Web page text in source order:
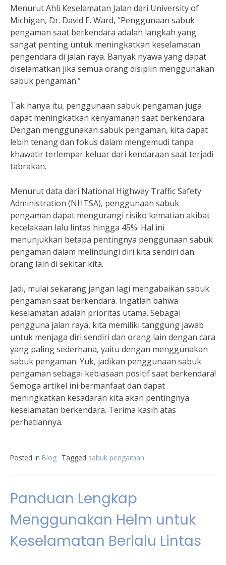
Menurut Ahli Keselamatan Jalan dari University of
Michigan, Dr. David E. Ward, “Penggunaan sabuk
pengaman saat berkendara adalah langkah yang
sangat penting untuk meningkatkan keselamatan
pengendara di jalan raya. Banyak nyawa yang dapat
diselamatkan jika semua orang disiplin menggunakan
sabuk pengaman.”
Tak hanya itu, penggunaan sabuk pengaman juga
dapat meningkatkan kenyamanan saat berkendara.
Dengan menggunakan sabuk pengaman, kita dapat
lebih tenang dan fokus dalam mengemudi tanpa
khawatir terlempar keluar dari kendaraan saat terjadi
tabrakan.
Menurut data dari National Highway Traffic Safety
Administration (NHTSA), penggunaan sabuk
pengaman dapat mengurangi risiko kematian akibat
kecelakaan lalu lintas hingga 45%. Hal ini
menunjukkan betapa pentingnya penggunaan sabuk
pengaman dalam melindungi diri kita sendiri dan
orang lain di sekitar kita.
Jadi, mulai sekarang jangan lagi mengabaikan sabuk
pengaman saat berkendara. Ingatlah bahwa
keselamatan adalah prioritas utama. Sebagai
pengguna jalan raya, kita memiliki tanggung jawab
untuk menjaga diri sendiri dan orang lain dengan cara
yang paling sederhana, yaitu dengan menggunakan
sabuk pengaman. Yuk, jadikan penggunaan sabuk
pengaman sebagai kebiasaan positif saat berkendara!
Semoga artikel ini bermanfaat dan dapat
meningkatkan kesadaran kita akan pentingnya
keselamatan berkendara. Terima kasih atas
perhatiannya.
Posted in Blog Tagged sabuk pengaman
Panduan Lengkap
Menggunakan Helm untuk
Keselamatan Berlalu Lintas